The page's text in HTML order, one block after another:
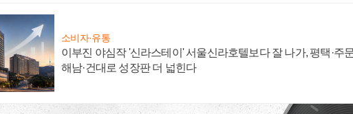
소비자·유통
이부진 야심작 '신라스테이' 서울신라호텔보다 잘 나가, 평택·주
해남·건대로 성장판 더 넓힌다